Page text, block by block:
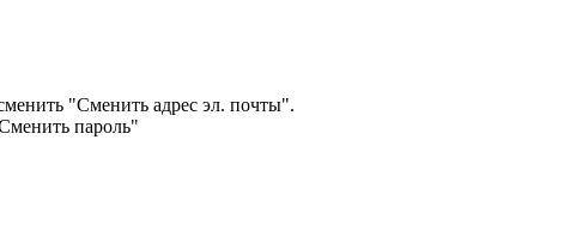
"Сменить адрес эл. почты".
пароль"